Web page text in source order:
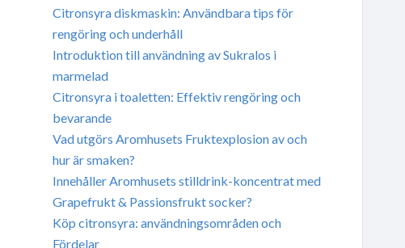
Citronsyra diskmaskin: Användbara tips för
rengöring och underhåll
Introduktion till användning av Sukralos i
marmelad
Citronsyra i toaletten: Effektiv rengöring och
bevarande
Vad utgörs Aromhusets Fruktexplosion av och
hur är smaken?
Innehåller Aromhusets stilldrink-koncentrat med
Grapefrukt & Passionsfrukt socker?
Köp citronsyra: användningsområden och
Fördelar